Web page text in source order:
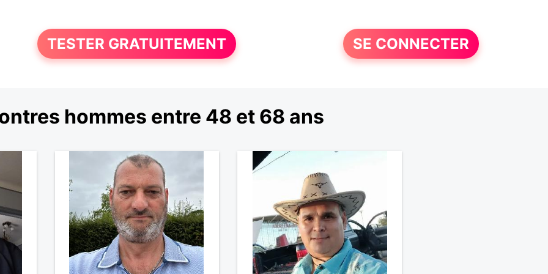
TESTER GRATUITEMENT SE CONNECTER
hommes entre 48 et 68 ans